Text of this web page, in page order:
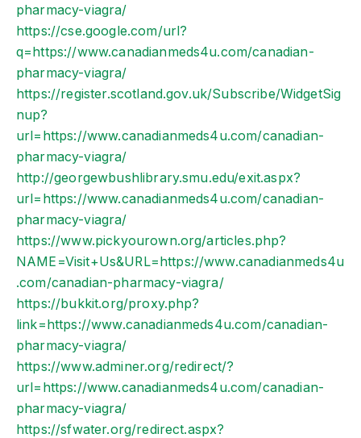
pharmacy-viagra/
https://cse.google.com/url?
q=https://www.canadianmeds4u.com/canadian-
pharmacy-viagra/
https://register.scotland.gov.uk/Subscribe/WidgetSig
nup?
url=https://www.canadianmeds4u.com/canadian-
pharmacy-viagra/
http://georgewbushlibrary.smu.edu/exit.aspx?
url=https://www.canadianmeds4u.com/canadian-
pharmacy-viagra/
https://www.pickyourown.org/articles.php?
NAME=Visit+Us&URL=https://www.canadianmeds4u
.com/canadian-pharmacy-viagra/
https://bukkit.org/proxy.php?
link=https://www.canadianmeds4u.com/canadian-
pharmacy-viagra/
https://www.adminer.org/redirect/?
url=https://www.canadianmeds4u.com/canadian-
pharmacy-viagra/
https://sfwater.org/redirect.aspx?